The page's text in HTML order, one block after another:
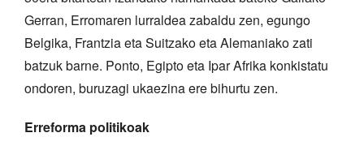
Gerran, Erromaren lurraldea zabaldu zen, egungo
Belgika, Frantzia eta Suitzako eta Alemaniako zati
batzuk barne. Ponto, Egipto eta Ipar Afrika konkistatu
ondoren, buruzagi ukaezina ere bihurtu zen.
Erreforma politikoak